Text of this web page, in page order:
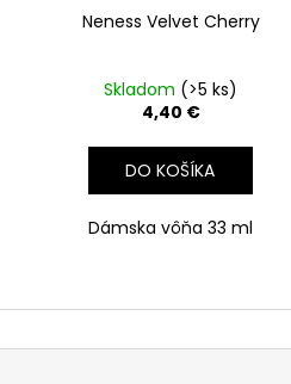
Neness Velvet Cherry
Skladom (>5 ks)
4,40 €
DO KOŠÍKA
Dámska vôňa 33 ml